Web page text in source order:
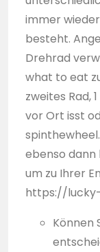
immer
besteht.
Drehrad
what to eat
zweites Rad,
vor Ort isst
ebenso dann
um zu Ihrer
https://
Können